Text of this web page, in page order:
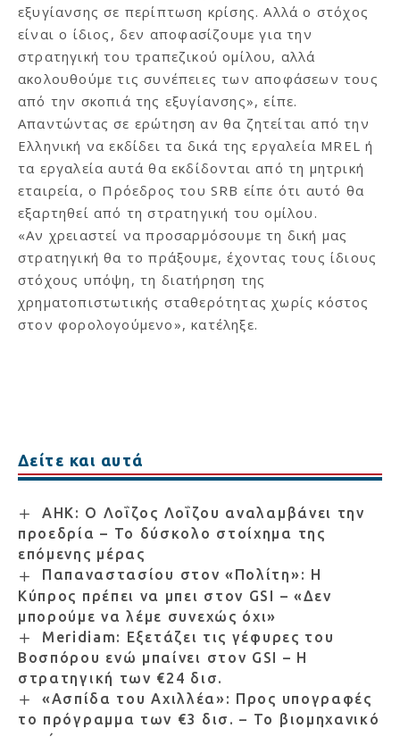
εξυγίανσης σε περίπτωση κρίσης. Αλλά ο στόχος
είναι ο ίδιος, δεν αποφασίζουμε για την
στρατηγική του τραπεζικού ομίλου, αλλά
ακολουθούμε τις συνέπειες των αποφάσεων τους
από την σκοπιά της εξυγίανσης», είπε.
Απαντώντας σε ερώτηση αν θα ζητείται από την
Ελληνική να εκδίδει τα δικά της εργαλεία MREL ή
τα εργαλεία αυτά θα εκδίδονται από τη μητρική
εταιρεία, ο Πρόεδρος του SRB είπε ότι αυτό θα
εξαρτηθεί από τη στρατηγική του ομίλου.
«Αν χρειαστεί να προσαρμόσουμε τη δική μας
στρατηγική θα το πράξουμε, έχοντας τους ίδιους
στόχους υπόψη, τη διατήρηση της
χρηματοπιστωτικής σταθερότητας χωρίς κόστος
στον φορολογούμενο», κατέληξε.
Δείτε και αυτά
ΑΗΚ: Ο Λοΐζος Λοΐζου αναλαμβάνει την
προεδρία – Το δύσκολο στοίχημα της
επόμενης μέρας
Παπαναστασίου στον «Πολίτη»: Η
Κύπρος πρέπει να μπει στον GSI – «Δεν
μπορούμε να λέμε συνεχώς όχι»
Meridiam: Εξετάζει τις γέφυρες του
Βοσπόρου ενώ μπαίνει στον GSI – Η
στρατηγική των €24 δισ.
«Ασπίδα του Αχιλλέα»: Προς υπογραφές
το πρόγραμμα των €3 δισ. – Το βιομηχανικό